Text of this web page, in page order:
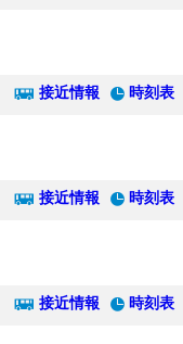
接近情報 時刻表
接近情報 時刻表
接近情報 時刻表